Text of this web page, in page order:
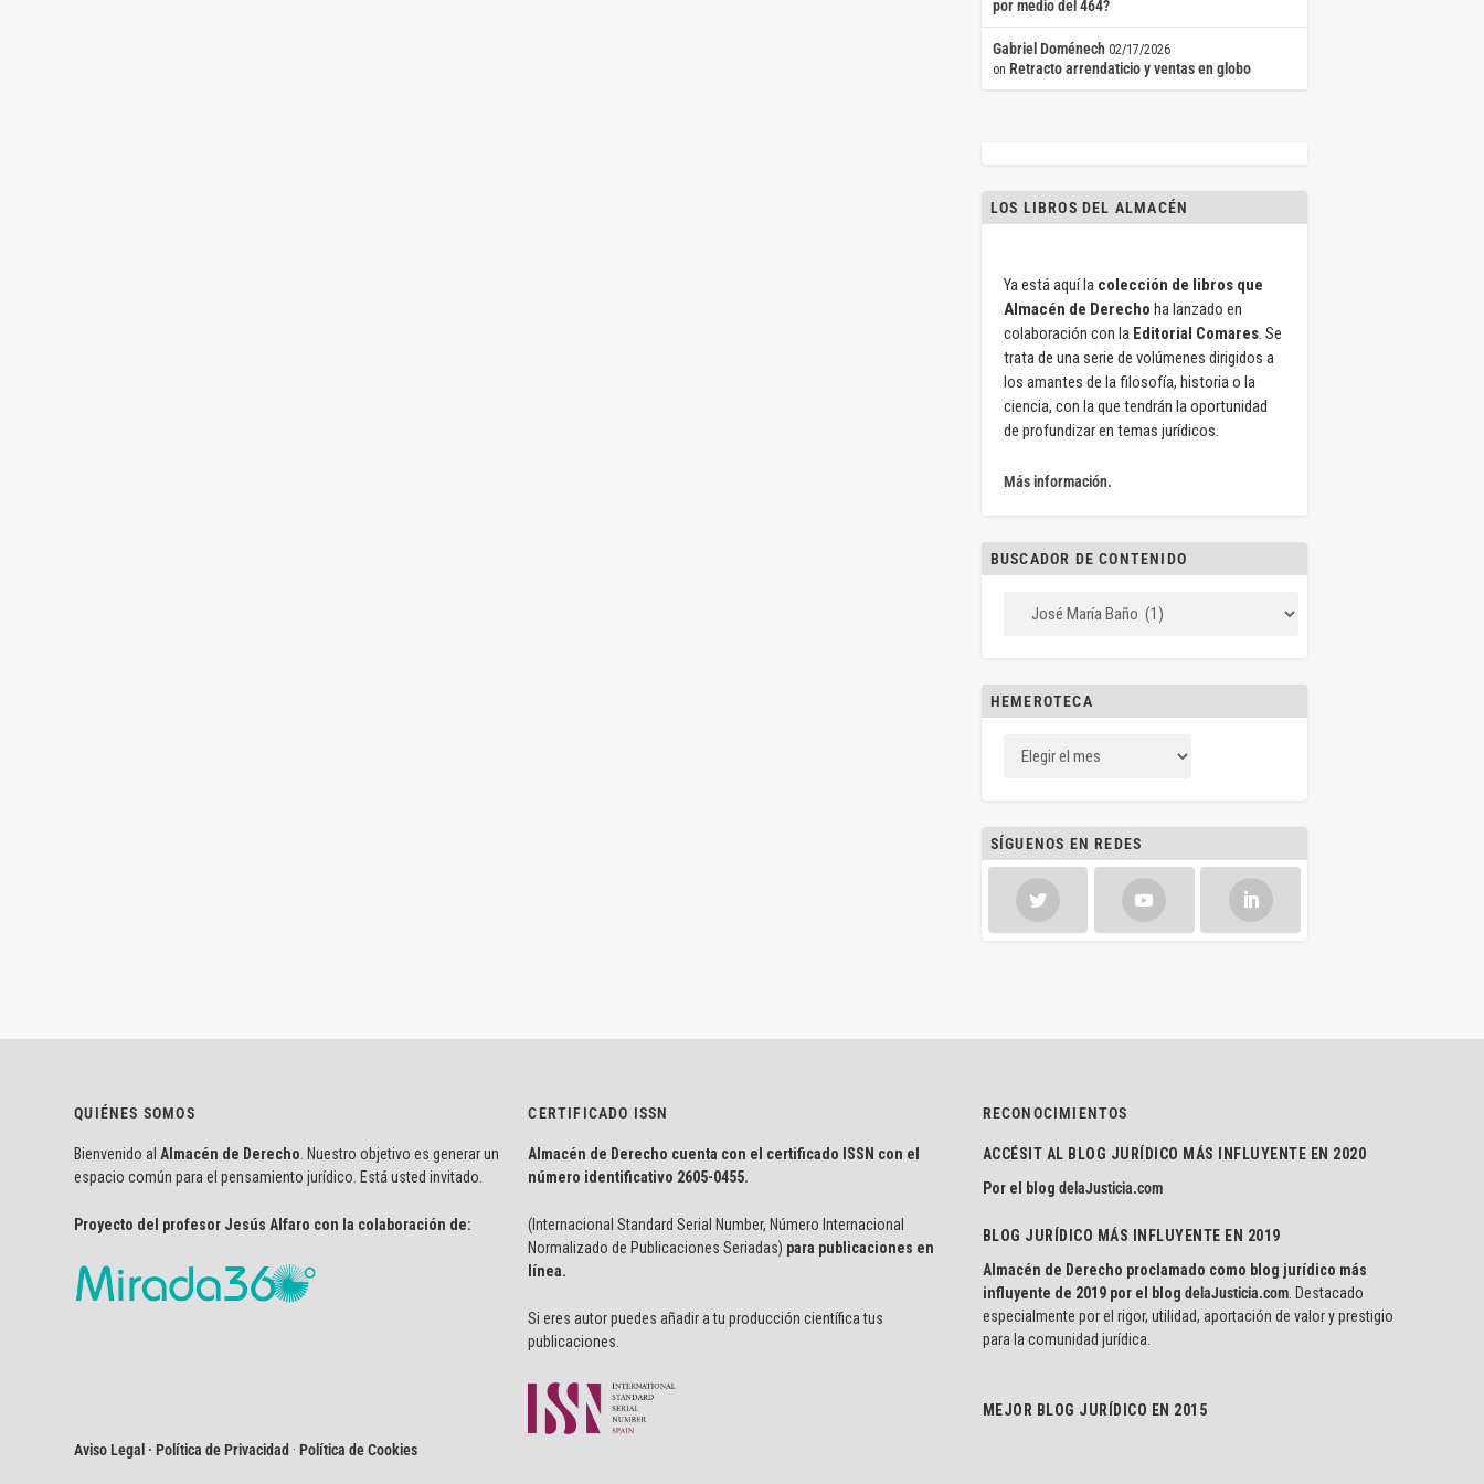
por medio del 464?
Gabriel Doménech 02/17/2026
on Retracto arrendaticio y ventas en globo
LOS LIBROS DEL ALMACÉN
Ya está aquí la colección de libros que
Almacén de Derecho ha lanzado en
colaboración con la Editorial Comares. Se
trata de una serie de volúmenes dirigidos a
los amantes de la filosofía, historia o la
ciencia, con la que tendrán la oportunidad
de profundizar en temas jurídicos.
Más información.
BUSCADOR DE CONTENIDO
HEMEROTECA
SÍGUENOS EN REDES
QUIÉNES SOMOS
Bienvenido al Almacén de Derecho . Nuestro objetivo es generar un
espacio común para el pensamiento jurídico. Está usted invitado.
Proyecto del profesor Jesús Alfaro con la colaboración de:
Aviso Legal · Política de Privacidad ·Política de Cookies
CERTIFICADO ISSN
Almacén de Derecho cuenta con el certificado ISSN con el
número identificativo 2605-0455.
(Internacional Standard Serial Number, Número Internacional
Normalizado de Publicaciones Seriadas) para publicaciones en
línea.
Si eres autor puedes añadir a tu producción científica tus
publicaciones.
RECONOCIMIENTOS
ACCÉSIT AL BLOG JURÍDICO MÁS INFLUYENTE EN 2020
Por el blog delaJusticia.com
BLOG JURÍDICO MÁS INFLUYENTE EN 2019
Almacén de Derecho proclamado como blog jurídico más
influyente de 2019 por el blog delaJusticia.com. Destacado
especialmente por el rigor, utilidad, aportación de valor y prestigio
para la comunidad jurídica.
MEJOR BLOG JURÍDICO EN 2015